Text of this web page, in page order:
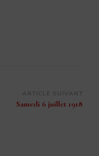
Samedi 6 juillet 1918